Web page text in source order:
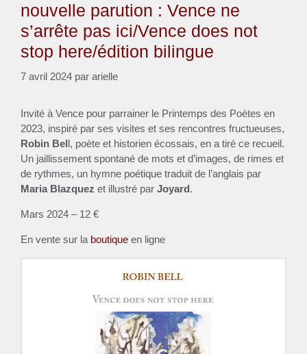
nouvelle parution : Vence ne
s’arrête pas ici/Vence does not
stop here/édition bilingue
7 avril 2024 par arielle
Invité à Vence pour parrainer le Printemps des Poètes en
2023, inspiré par ses visites et ses rencontres fructueuses,
Robin Bell, poète et historien écossais, en a tiré ce recueil.
Un jaillissement spontané de mots et d’images, de rimes et
de rythmes, un hymne poétique traduit de l’anglais par
Maria Blazquez et illustré par Joyard.
Mars 2024 – 12 €
En vente sur la boutique en ligne